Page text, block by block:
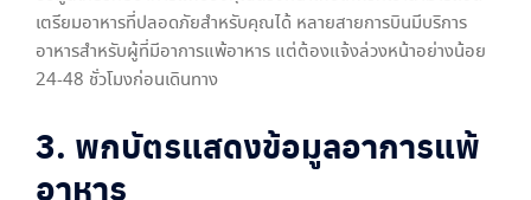
เตรียมอาหารที่ปลอดภัยสำหรับคุณได้ หลายสายการบินมีบริการ
อาหารสำหรับผู้ที่มีอาการแพ้อาหาร แต่ต้องแจ้งล่วงหน้าอย่างน้อย
24-48 ชั่วโมงก่อนเดินทาง
3. พกบัตรแสดงข้อมูลอาการแพ้
อาหาร